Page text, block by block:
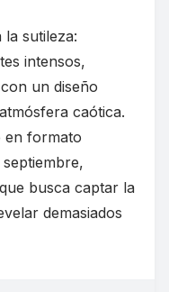
la sutileza:
intensos,
un diseño
caótica.
en formato
busca captar la
demasiados